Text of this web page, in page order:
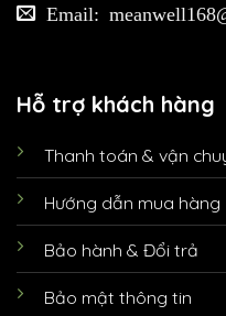
Email:
Hỗ trợ khách hàng
Thanh toán & vận
Hướng dẫn mua hàng
Bảo hành & Đổi trả
Bảo mật thông tin